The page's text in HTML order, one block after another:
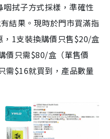
拭子方式採樣，準確性
結果。現時於門市買滿指
，1支裝換購價只售$20/盒
價只需$80/盒（單售價
需$16就買到，產品數量